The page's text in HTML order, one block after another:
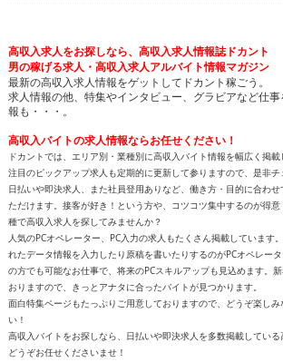
高収入求人をお探しなら、高収入求人情報誌ドカント
男の稼げる求人・高収入求人アルバイト情報マガジン
最新の高収入求人情報をゲットしてドカント稼ごう。
求人情報の他、特集やインタビュー、グラビアなど仕
報も・・・。
高収入バイトの求人情報ならお任せください！
ドカントでは、エリア別・業種別に高収入バイト情報を幅広く掲載
注目のピックアップ求人も定期的に更新して参りますので、是非チ
日払いや即決求人、また社員登用ありなど、働き方・目的に合わ
ただけます。接客が好き！という方や、コツコツ集中するのが得
種で高収入求人を探してみませんか？
人気のPCオペレーター、PC入力の求人もたくさん掲載しています
れたデータ情報を入力したり原稿を書いたりするのがPCオペレー
の方でも可能なお仕事で、将来のPCスキルアップも見込めます。
おりますので、きっとアナタに合ったバイトが見つかります。
面白特集ページもたっぷりご用意しておりますので、どうぞ楽し
い！
高収入バイトをお探しなら、日払いや即決求人を多数掲載してい
どうぞお任せくださいませ！